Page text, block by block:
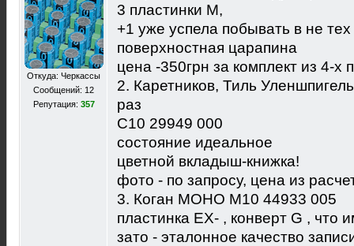
Откуда: Черкассы
Сообщений: 12
Репутация: 357
3 пластинки М,
+1 уже успела побывать в не
поверхностная царапина
цена -350грн за комплект из 4-х
2. Каретников, Тиль
раз
C10 29949 000
состояние идеальное
цветной вкладыш-книжка!
фото - по запросу, цена из
3. Коган МОНО М10 44933 005
пластинка EX- , конверт G , что
зато - эталонное качество